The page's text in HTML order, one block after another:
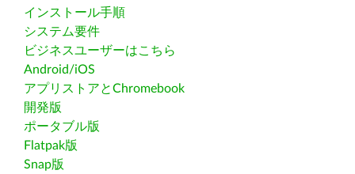
インストール手順
システム要件
ビジネスユーザーはこちら
Android/iOS
アプリストアとChromebook
開発版
ポータブル版
Flatpak版
Snap版